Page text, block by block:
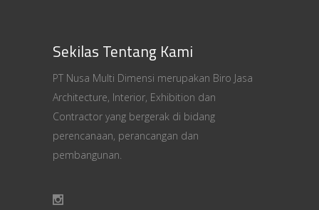
Sekilas Tentang Kami
PT Nusa Multi Dimensi merupakan Biro Jasa
Architecture, Interior, Exhibition dan
Contractor yang bergerak di bidang
perencanaan, perancangan dan
pembangunan.